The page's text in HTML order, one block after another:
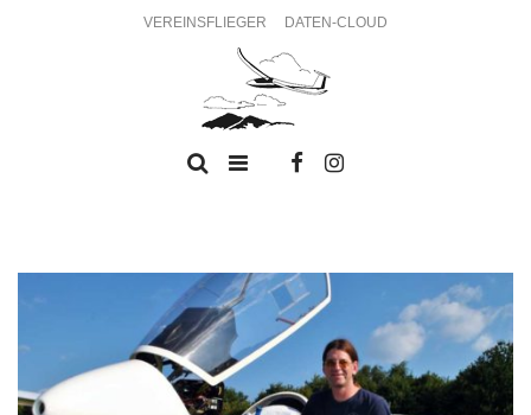
VEREINSFLIEGER DATEN-CLOUD